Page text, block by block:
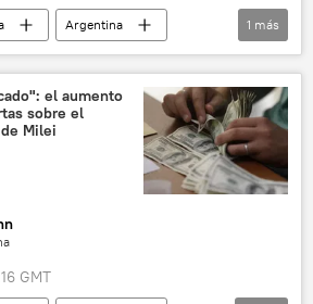
Argentina
1 más
el aumento
sobre el
Milei
GMT